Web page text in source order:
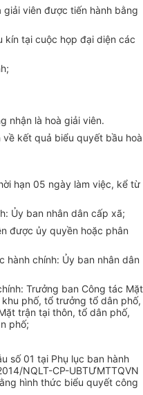
viên được tiến hành bằng
kín tại cuộc họp đại diện các
nhận là hoà giải viên.
kết quả biểu quyết bầu hoà
hạn 05 ngày làm việc, kể từ
Ủy ban nhân dân cấp xã;
được ủy quyền hoặc phân
chính: Ủy ban nhân dân
Trưởng ban Công tác Mặt
phố, tổ trưởng tổ dân phố,
trận tại thôn, tổ dân phố,
phố;
số 01 tại Phụ lục ban hành
NQLT-CP-UBTƯMTTQVN
hình thức biểu quyết công